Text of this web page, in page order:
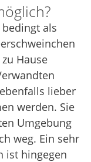
als
Hause
lieber
werden. Sie
Umgebung
weg. Ein sehr
ist hingegen